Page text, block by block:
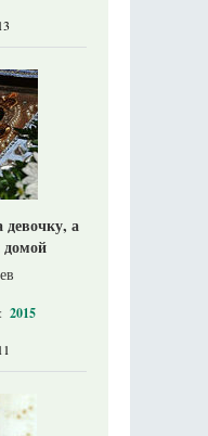
13
девочку, а
2015
11